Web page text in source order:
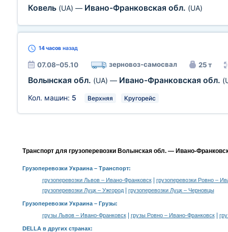
Ковель (UA) — Ивано-Франковская обл. (UA)
14 часов назад
07.08–05.10 зерновоз-самосвал 25 т
Волынская обл. (UA) — Ивано-Франковская обл.
Кол. машин: 5 Верхняя Кругорейс
Транспорт для грузоперевозки Волынская обл. — Ивано-
Грузоперевозки Украина– Транспорт:
грузоперевозки Львов – Ивано-Франковск|
грузоперевозки Ровно –
грузоперевозки Луцк – Ужгород| грузоперевозки Луцк – Черновцы
Грузоперевозки Украина – Грузы:
грузы Львов – Ивано-Франковск| грузы Ровно – Ивано-Франковск|
DELLA в других странах: